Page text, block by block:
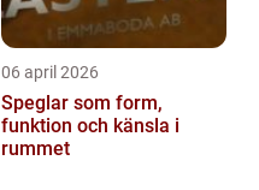
06 april 2026
Speglar som form,
funktion och känsla i
rummet